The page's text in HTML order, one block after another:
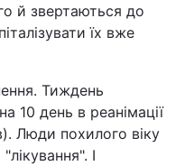
й звертаються до
їх вже
Тиждень
10 день в реанімації
Люди похилого віку
І